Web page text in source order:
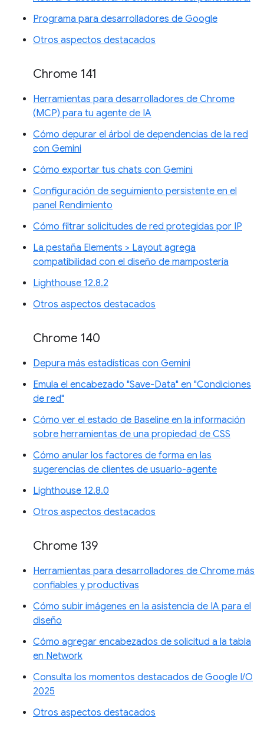
Programa para desarrolladores de Google
Otros aspectos destacados
Chrome 141
Herramientas para desarrolladores de Chrome
(MCP) para tu agente de IA
Cómo depurar el árbol de dependencias de la red
con Gemini
Cómo exportar tus chats con Gemini
Configuración de seguimiento persistente en el
panel Rendimiento
Cómo filtrar solicitudes de red protegidas por IP
La pestaña Elements > Layout agrega
compatibilidad con el diseño de mampostería
Lighthouse 12.8.2
Otros aspectos destacados
Chrome 140
Depura más estadísticas con Gemini
Emula el encabezado "Save-Data" en "Condiciones
de red"
Cómo ver el estado de Baseline en la información
sobre herramientas de una propiedad de CSS
Cómo anular los factores de forma en las
sugerencias de clientes de usuario-agente
Lighthouse 12.8.0
Otros aspectos destacados
Chrome 139
Herramientas para desarrolladores de Chrome más
confiables y productivas
Cómo subir imágenes en la asistencia de IA para el
diseño
Cómo agregar encabezados de solicitud a la tabla
en Network
Consulta los momentos destacados de Google I/O
2025
Otros aspectos destacados